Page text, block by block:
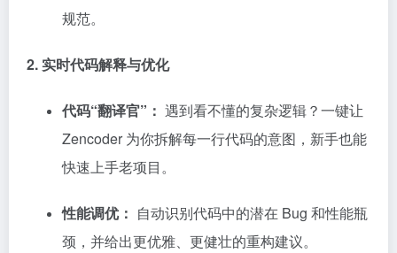
规范。
2. 实时代码解释与优化
代码“翻译官”： 遇到看不懂的复杂逻辑？一键让
Zencoder 为你拆解每一行代码的意图，新手也能
快速上手老项目。
性能调优： 自动识别代码中的潜在 Bug 和性能瓶
颈，并给出更优雅、更健壮的重构建议。